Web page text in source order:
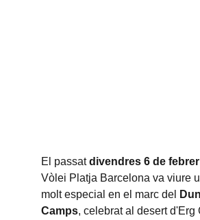
El passat divendres 6 de febrer
Vòlei Platja Barcelona va viure
molt especial en el marc del
Camps, celebrat al desert d'Erg